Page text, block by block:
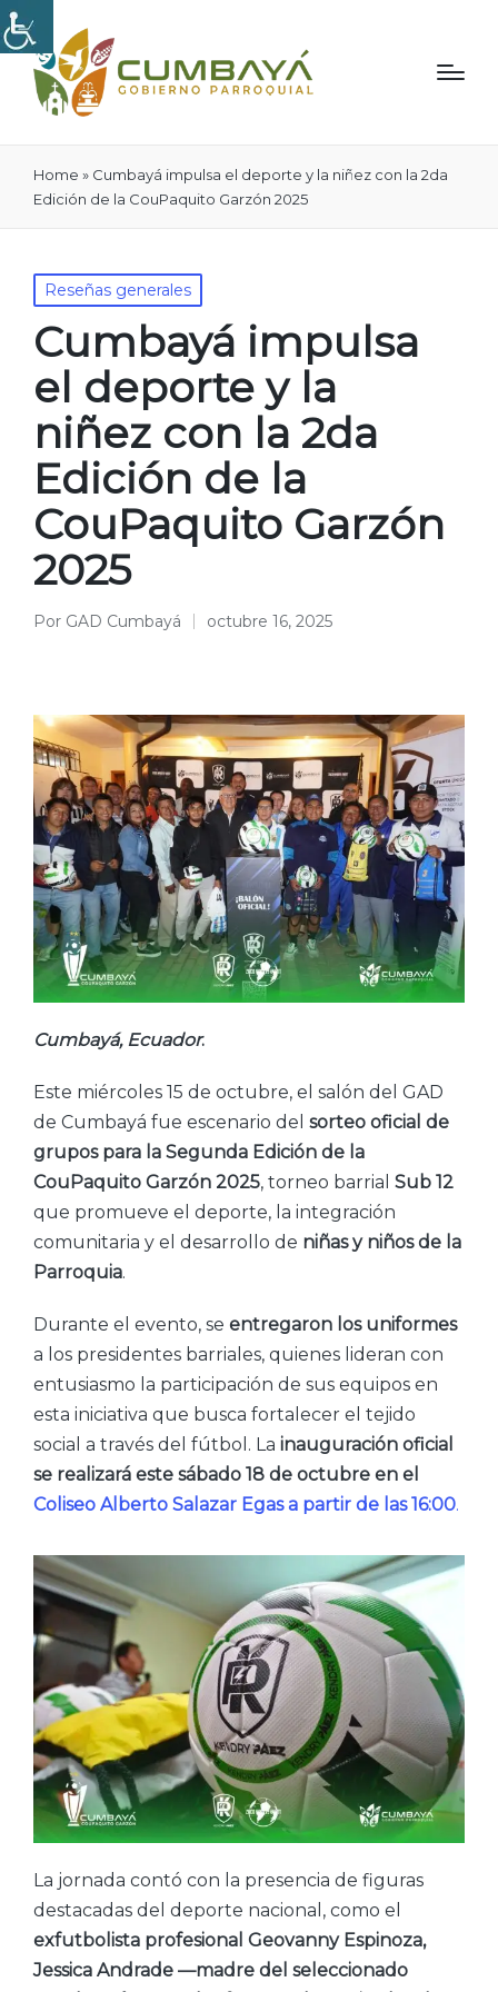
Home » Cumbayá impulsa el deporte y la niñez con la 2da
Edición de la CouPaquito Garzón 2025
Publicado
en
Reseñas generales
Cumbayá impulsa
el deporte y la
niñez con la 2da
Edición de la
CouPaquito Garzón
2025
Publicado
Por GAD Cumbayá octubre 16, 2025
Cumbayá, Ecuador.
Este miércoles 15 de octubre, el salón del GAD
de Cumbayá fue escenario del sorteo oficial de
grupos para la Segunda Edición de la
CouPaquito Garzón 2025, torneo barrial Sub 12
que promueve el deporte, la integración
comunitaria y el desarrollo de niñas y niños de la
Parroquia.
Durante el evento, se entregaron los uniformes
a los presidentes barriales, quienes lideran con
entusiasmo la participación de sus equipos en
esta iniciativa que busca fortalecer el tejido
social a través del fútbol. La inauguración oficial
se realizará este sábado 18 de octubre en el
Coliseo Alberto Salazar Egas a partir de las 16:00.
La jornada contó con la presencia de figuras
destacadas del deporte nacional, como el
exfutbolista profesional Geovanny Espinoza,
Jessica Andrade —madre del seleccionado